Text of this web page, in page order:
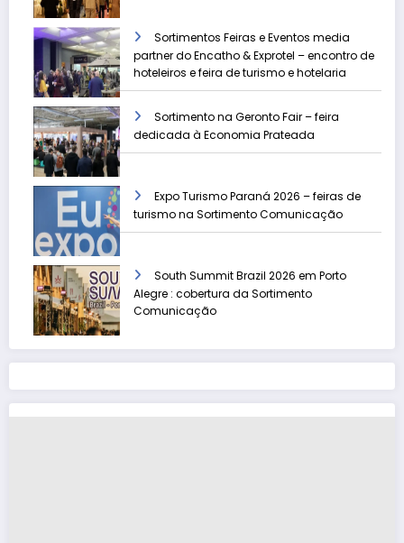
Sortimentos Feiras e Eventos media
partner do Encatho & Exprotel – encontro de
hoteleiros e feira de turismo e hotelaria
Sortimento na Geronto Fair – feira
dedicada à Economia Prateada
Expo Turismo Paraná 2026 – feiras de
turismo na Sortimento Comunicação
South Summit Brazil 2026 em Porto
Alegre : cobertura da Sortimento
Comunicação